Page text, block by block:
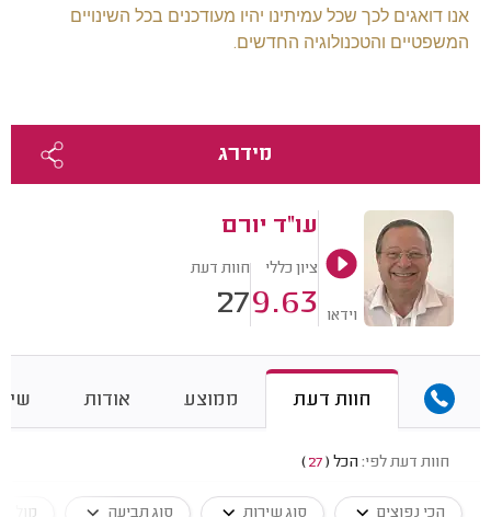
אנו דואגים לכך שכל עמיתינו יהיו מעודכנים בכל השינויים
המשפטיים והטכנולוגיה החדשים.